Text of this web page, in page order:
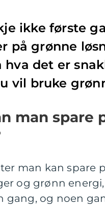
ikke første
på grønne
det er
vil bruke
man spare
man kan spare
og grønn
gang, og noen